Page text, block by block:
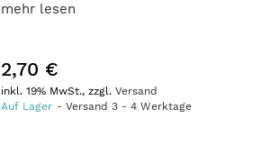
mehr lesen
2,70 €
inkl. 19% MwSt., zzgl.Versand
Auf Lager
Versand3 -4 Werktage